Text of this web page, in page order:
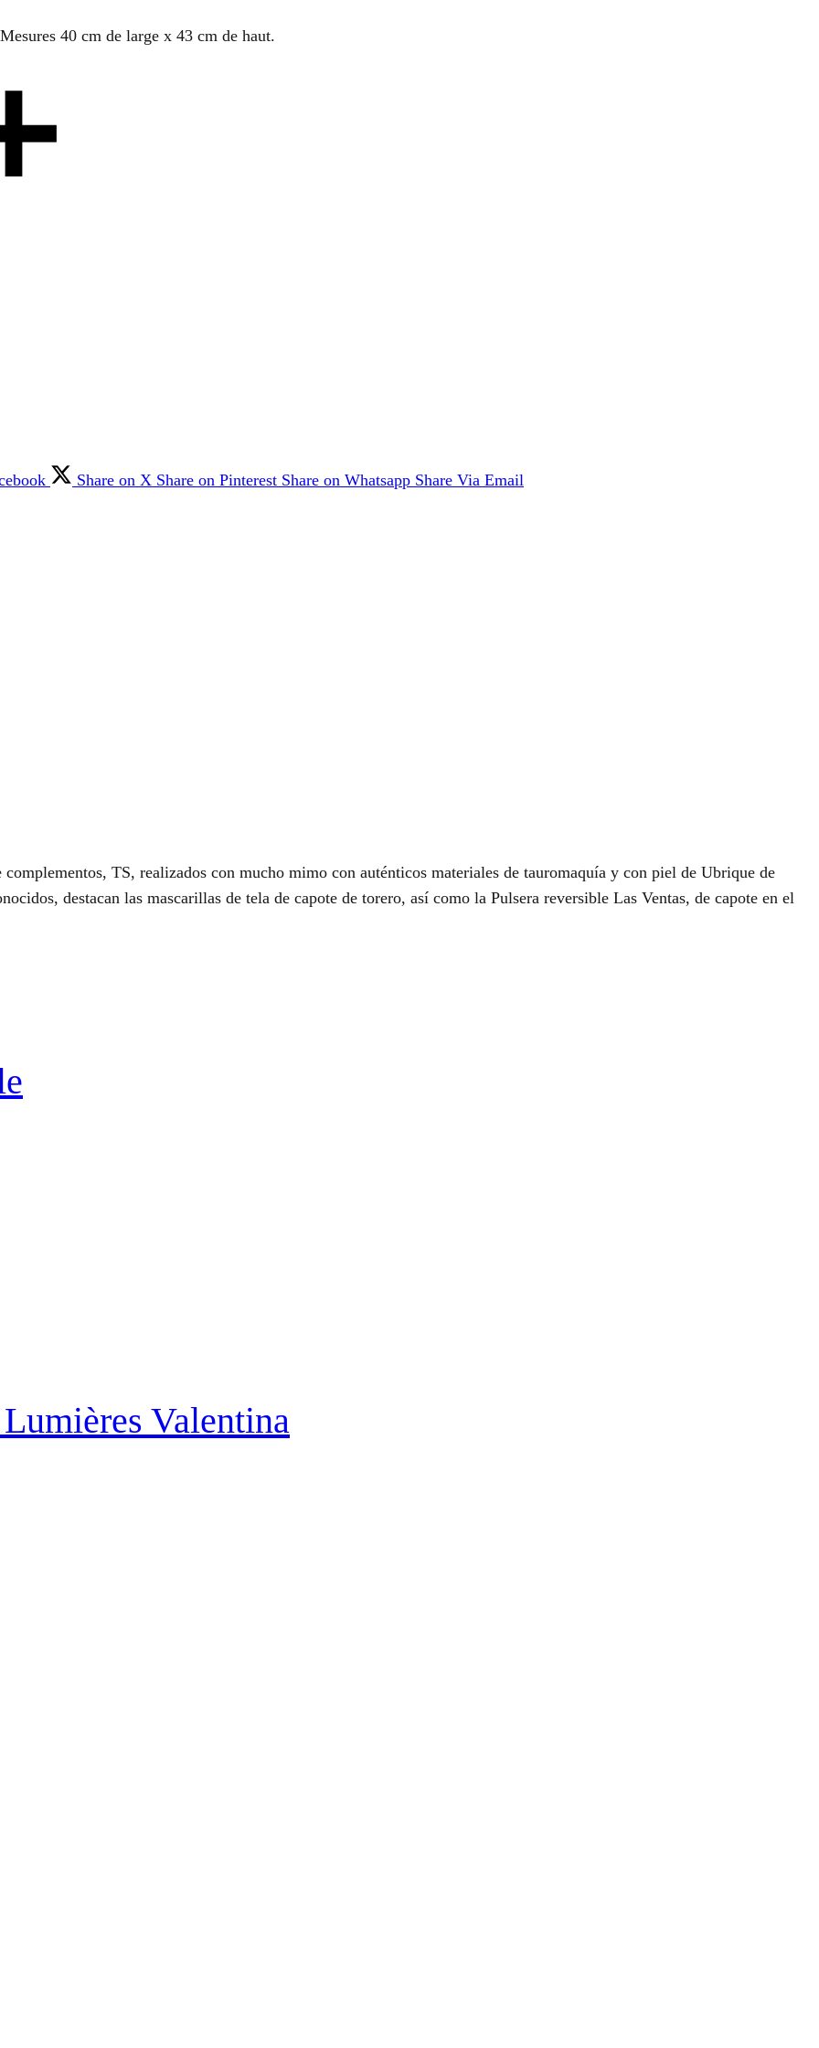
40 cm de large x 43 cm de haut.
Share on X Share on Pinterest Share on Whatsapp Share Via Email
TS, realizados con mucho mimo con auténticos materiales de tauromaquía y con piel de Ubrique de
destacan las mascarillas de tela de capote de torero, así como la Pulsera reversible Las Ventas, de capote en el
Valentina